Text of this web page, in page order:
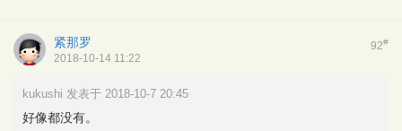
92#
紧那罗
2018-10-14 11:22
kukushi 发表于 2018-10-7 20:45
好像都没有。